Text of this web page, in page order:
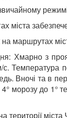
міста
маршрутах
Хмарно з
Температура
Вночі та в
морозу до 1°
території